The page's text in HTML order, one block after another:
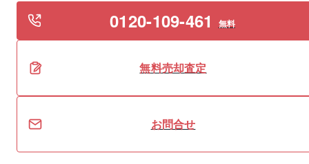
0120-109-461 無料
無料売却査定
お問合せ